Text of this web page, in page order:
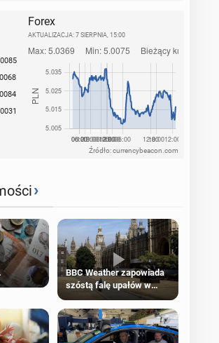
Forex
AKTUALIZACJA: 7 SIERPNIA, 15:00
Źródło: currencybeacon.com
›
BBC Weather zapowiada
szóstą falę upałów w